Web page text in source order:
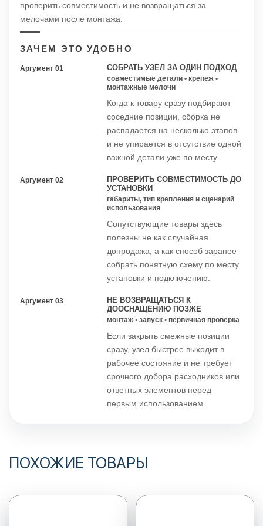
проверить совместимость и не возвращаться за
мелочами после монтажа.
ЗАЧЕМ ЭТО УДОБНО
Аргумент 01 СОБРАТЬ УЗЕЛ ЗА ОДИН ПОДХОД
совместимые детали • крепеж •
монтажные мелочи
Когда к товару сразу подбирают
соседние позиции, сборка не
распадается на несколько этапов
и не упирается в отсутствие одной
важной детали уже по месту.
Аргумент 02
ПРОВЕРИТЬ СОВМЕСТИМОСТЬ ДО
УСТАНОВКИ
габариты, тип крепления и сценарий
использования
Сопутствующие товары здесь
полезны не как случайная
допродажа, а как способ заранее
собрать понятную схему по месту
установки и подключению.
Аргумент 03
НЕ ВОЗВРАЩАТЬСЯ К
ДООСНАЩЕНИЮ ПОЗЖЕ
монтаж • запуск • первичная проверка
Если закрыть смежные позиции
сразу, узел быстрее выходит в
рабочее состояние и не требует
срочного добора расходников или
ответных элементов перед
первым использованием.
ПОХОЖИЕ ТОВАРЫ